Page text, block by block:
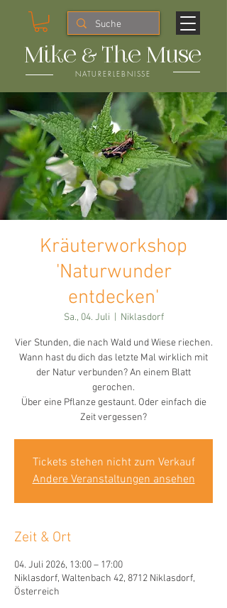
Mike & The Muse
NATURERLEBNISSE
Kräuterworkshop
'Naturwunder
entdecken'
Sa., 04. Juli Niklasdorf
Vier Stunden, die nach Wald und Wiese riechen.
Wann hast du dich das letzte Mal wirklich mit
der Natur verbunden? An einem Blatt
gerochen.
Über eine Pflanze gestaunt. Oder einfach die
Zeit vergessen?
Tickets stehen nicht zum Verkauf
Andere Veranstaltungen ansehen
Zeit & Ort
04. Juli 2026, 13:00 – 17:00
Niklasdorf, Waltenbach 42, 8712 Niklasdorf,
Österreich